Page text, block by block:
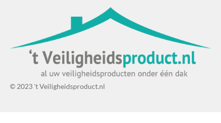
© 2023 't Veiligheidsproduct.nl